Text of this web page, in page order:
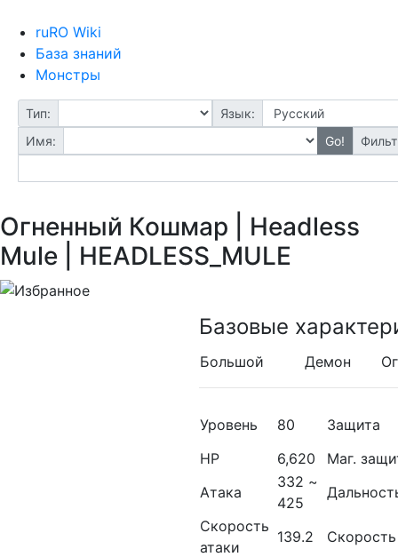
ruRO Wiki
База знаний
Монстры
Тип:
Язык:
Имя:
Go!
Огненный Кошмар | Headless
Mule | HEADLESS_MULE
Базовые
Большой Демон
Уровень 80
Защита
HP
6,620
Маг.
Атака
332 ~
425
Скорость
атаки
139.2
Скорость